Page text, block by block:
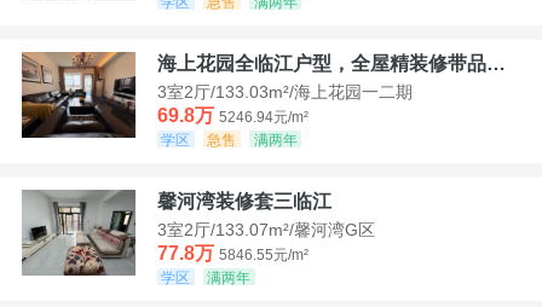
海上花园全临江户型，全屋精装修带品牌家具家电，诚意出售！
3室2厅/133.03m²/海上花园一二期
69.8万 5246.94元/m²
学区
急售 满两年
馨河湾装修套三临江
3室2厅/133.07m²/馨河湾G区
77.8万 5846.55元/m²
学区
满两年